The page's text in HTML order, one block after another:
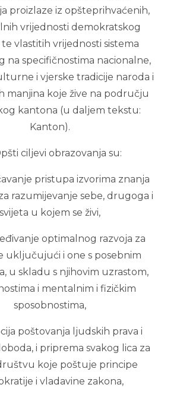
proizlaze iz opšteprihvaćenih,
vrijednosti demokratskog
vlastitih vrijednosti sistema
na specifičnostima nacionalne,
i vjerske tradicije naroda i
manjina koje žive na području
kantona (u daljem tekstu:
Kanton).
ciljevi obrazovanja su:
pristupa izvorima znanja
razumijevanje sebe, drugoga i
svijeta u kojem se živi,
optimalnog razvoja za
uključujući i one s posebnim
u skladu s njihovim uzrastom,
i mentalnim i fizičkim
sposobnostima,
poštovanja ljudskih prava i
i priprema svakog lica za
koje poštuje principe
i vladavine zakona,